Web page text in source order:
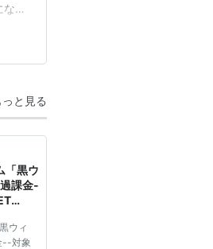
っ
っと見る
「黒ウ
課金-
ウィ
--対象